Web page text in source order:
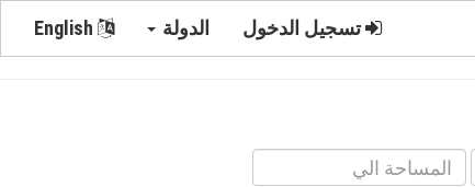
تسجيل الدخول الدولة